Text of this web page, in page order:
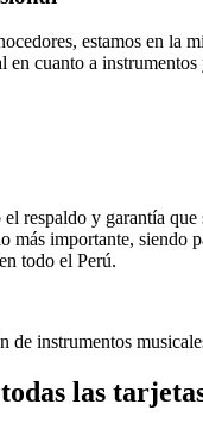
estamos en la
en cuanto a
respaldo y garantía que
más importante, siendo
todo el Perú.
de instrumentos
las